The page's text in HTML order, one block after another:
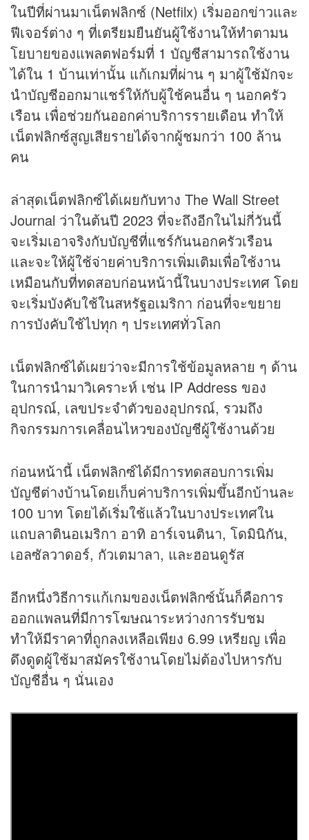
ในปีที่ผ่านมาเน็ตฟลิกซ์ (Netfilx) เริ่มออกข่าวและ
ฟีเจอร์ต่าง ๆ ที่เตรียมยืนยันผู้ใช้งานให้ทำตามน
โยบายของแพลตฟอร์มที่ 1 บัญชีสามารถใช้งาน
ได้ใน 1 บ้านเท่านั้น แก้เกมที่ผ่าน ๆ มาผู้ใช้มักจะ
นำบัญชีออกมาแชร์ให้กับผู้ใช้คนอื่น ๆ นอกครัว
เรือน เพื่อช่วยกันออกค่าบริการรายเดือน ทำให้
เน็ตฟลิกซ์สูญเสียรายได้จากผู้ชมกว่า 100 ล้าน
คน
ล่าสุดเน็ตฟลิกซ์ได้เผยกับทาง The Wall Street
Journal ว่าในต้นปี 2023 ที่จะถึงอีกในไม่กี่วันนี้
จะเริ่มเอาจริงกับบัญชีที่แชร์กันนอกครัวเรือน
และจะให้ผู้ใช้จ่ายค่าบริการเพิ่มเติมเพื่อใช้งาน
เหมือนกับที่ทดสอบก่อนหน้านี้ในบางประเทศ โดย
จะเริ่มบังคับใช้ในสหรัฐอเมริกา ก่อนที่จะขยาย
การบังคับใช้ไปทุก ๆ ประเทศทั่วโลก
เน็ตฟลิกซ์ได้เผยว่าจะมีการใช้ข้อมูลหลาย ๆ ด้าน
ในการนำมาวิเคราะห์ เช่น IP Address ของ
อุปกรณ์, เลขประจำตัวของอุปกรณ์, รวมถึง
กิจกรรมการเคลื่อนไหวของบัญชีผู้ใช้งานด้วย
ก่อนหน้านี้ เน็ตฟลิกซ์ได้มีการทดสอบการเพิ่ม
บัญชีต่างบ้านโดยเก็บค่าบริการเพิ่มขึ้นอีกบ้านละ
100 บาท โดยได้เริ่มใช้แล้วในบางประเทศใน
แถบลาตินอเมริกา อาทิ อาร์เจนตินา, โดมินิกัน,
เอลซัลวาดอร์, กัวเตมาลา, และฮอนดูรัส
อีกหนึ่งวิธีการแก้เกมของเน็ตฟลิกซ์นั้นก็คือการ
ออกแพลนที่มีการโฆษณาระหว่างการรับชม
ทำให้มีราคาที่ถูกลงเหลือเพียง 6.99 เหรียญ เพื่อ
ดึงดูดผู้ใช้มาสมัครใช้งานโดยไม่ต้องไปหารกับ
บัญชีอื่น ๆ นั่นเอง